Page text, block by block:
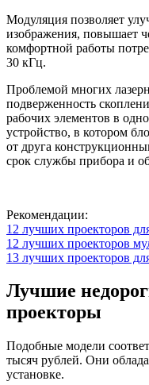
Модуляция позволяет
изображения, повышает
комфортной работы
30 кГц.
Проблемой многих
подверженность
рабочих элементов в
устройство, в котором
от друга
срок службы прибора и
Рекомендации:
12 лучших проекторов
12 лучших проекторов
13 лучших проекторов
Лучшие
проекторы
Подобные модели
тысяч рублей. Они
установке.